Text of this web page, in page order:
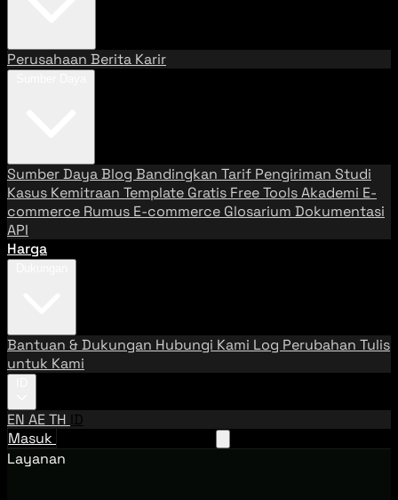
Perusahaan Berita Karir
Sumber DayaBlog Bandingkan Tarif Pengiriman Studi
Kasus Kemitraan Template Gratis Free ToolsAkademi E-
commerce Rumus E-commerce Glosarium Dokumentasi
API
Harga
Bantuan & Dukungan Hubungi Kami Log Perubahan Tulis
untuk Kami
EN AETH ID
Masuk
Layanan